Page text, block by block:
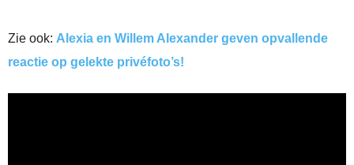
Zie ook: Alexia en Willem Alexander geven opvallende
reactie op gelekte privéfoto’s!